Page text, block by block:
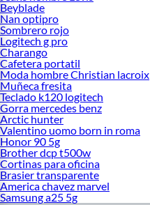
Beyblade
Nan optipro
Sombrero rojo
Logitech g pro
Charango
Cafetera portatil
Moda hombre Christian lacroix
Muñeca fresita
Teclado k120 logitech
Gorra mercedes benz
Arctic hunter
Valentino uomo born in roma
Honor 90 5g
Brother dcp t500w
Cortinas para oficina
Brasier transparente
America chavez marvel
Samsung a25 5g